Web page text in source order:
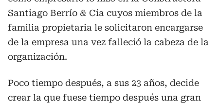
Santiago Berrío & Cia cuyos miembros de la
familia propietaria le solicitaron encargarse
de la empresa una vez falleció la cabeza de la
organización.
Poco tiempo después, a sus 23 años, decide
crear la que fuese tiempo después una gran